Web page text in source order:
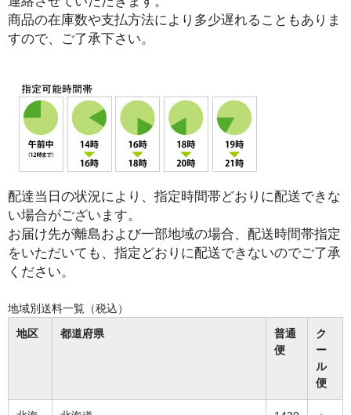
商品の在庫数や支払方法により多少遅れることもありま
すので、ご了承下さい。
配達当日の状況により、指定時間帯どおりに配送できな
い場合がございます。
お届け先が離島および一部地域の場合、配送時間帯指定
をいただいても、指定どおりに配送できないのでご了承
ください。
地域別送料一覧（税込）
地区
都道府県
普通
便
ク
ー
ル
便